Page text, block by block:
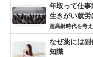
年取って仕
生きがい就
超高齢時代を考
なぜ薬には
知識